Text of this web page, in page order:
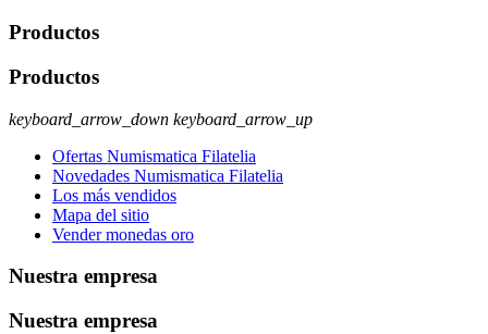
Productos
Productos
keyboard_arrow_down keyboard_arrow_up
Ofertas Numismatica Filatelia
Novedades Numismatica Filatelia
Los más vendidos
Mapa del sitio
Vender monedas oro
Nuestra empresa
Nuestra empresa